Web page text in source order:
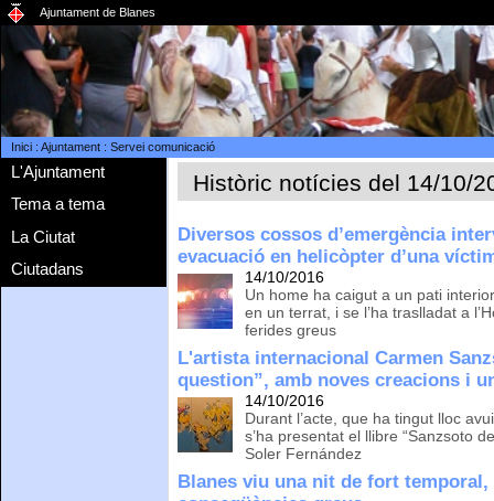
Ajuntament de Blanes
Inici: Ajuntament: Servei comunicació
L'Ajuntament
Tema a tema
La Ciutat
Ciutadans
Històric notícies del 14/10/
Diversos cossos d’emergència
evacuació en helicòpter d’una
14/10/2016
Un home ha caigut a un pati
en un terrat, i se l’ha traslladat a
ferides greus
L'artista internacional Carmen
question”, amb noves creacions i
14/10/2016
Durant l’acte, que ha tingut lloc
s’ha presentat el llibre “Sanzsoto
Soler Fernández
Blanes viu una nit de fort